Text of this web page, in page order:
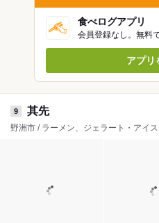
食べログアプリ
会員登録なし。無料
アプリ
9 其先
野洲市 / ラーメン、ジェラート・アイ